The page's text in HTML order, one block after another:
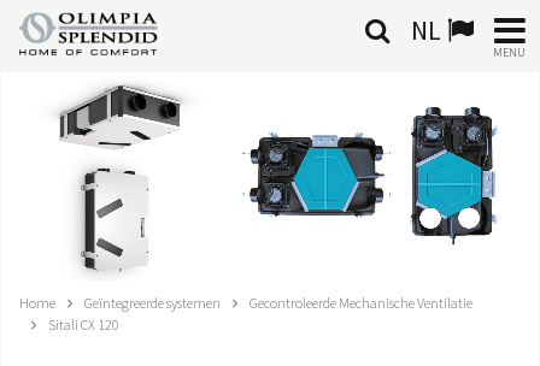
NL
MENU
NEDERLANDSE
KLIMAATREGELING
VERWARMING
Home Geïntegreerde systemen
Gecontroleerde Mechanische Ventilatie
Sitali CX 120